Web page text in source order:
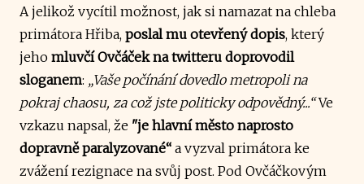
A jelikož vycítil možnost, jak si namazat na chleba
primátora Hřiba, poslal mu otevřený dopis, který
jeho mluvčí Ovčáček na twitteru doprovodil
sloganem: „Vaše počínání dovedlo metropoli na
pokraj chaosu, za což jste politicky odpovědný...“Ve
vzkazu napsal, že "je hlavní město naprosto
dopravně paralyzované“ a vyzval primátora ke
zvážení rezignace na svůj post. Pod Ovčáčkovým